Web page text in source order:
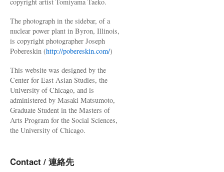
The photograph in the sidebar, of a
nuclear power plant in Byron, Illinois,
is copyright photographer Joseph
Pobereskin (http://pobereskin.com/)
This website was designed by the
Center for East Asian Studies, the
University of Chicago, and is
administered by Masaki Matsumoto,
Graduate Student in the Masters of
Arts Program for the Social Sciences,
the University of Chicago.
Contact / 連絡先